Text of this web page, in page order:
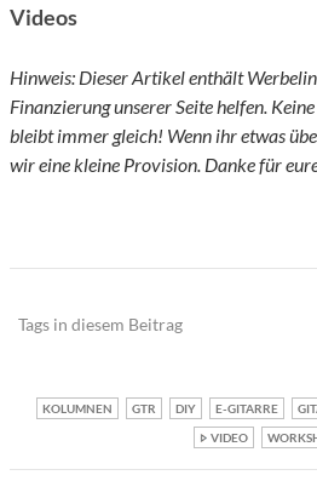
Videos
Hinweis: Dieser Artikel enthält
Finanzierung unserer Seite helfen.
bleibt immer gleich! Wenn ihr etwas
wir eine kleine Provision. Danke für
Tags in diesem Beitrag
KOLUMNEN GTR DIY E-GITARRE
VIDEO